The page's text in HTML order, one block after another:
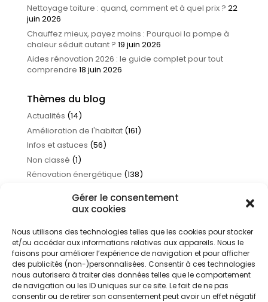
Gérer le consentement
aux cookies
Nous utilisons des technologies telles que les cookies pour stocker
et/ou accéder aux informations relatives aux appareils. Nous le
faisons pour améliorer l’expérience de navigation et pour afficher
des publicités (non-)personnalisées. Consentir à ces technologies
nous autorisera à traiter des données telles que le comportement
de navigation ou les ID uniques sur ce site. Le fait de ne pas
consentir ou de retirer son consentement peut avoir un effet négatif
Nettoyage toiture : quand, comment et à quel prix ? 22
juin 2026
Chauffez mieux, payez moins : Pourquoi la pompe à
chaleur séduit autant ? 19 juin 2026
Aides rénovation 2026 : le guide complet pour tout
comprendre 18 juin 2026
Thèmes du blog
Actualités (14)
Amélioration de l'habitat(161)
Infos et astuces (56)
Non classé (1)
Rénovation énergétique (138)